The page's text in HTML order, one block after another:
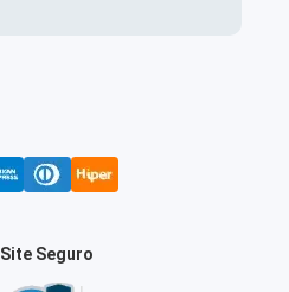
Site Seguro